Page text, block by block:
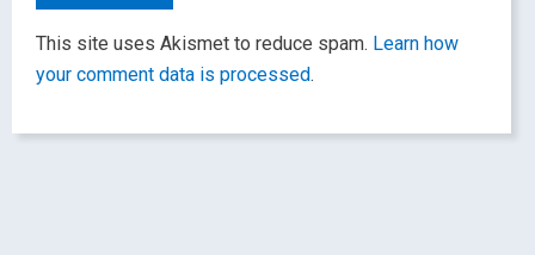
This site uses Akismet to reduce spam. Learn how
your comment data is processed.